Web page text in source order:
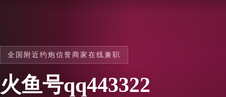
全国附近约炮信誉商家在线兼职
火鱼号qq443322